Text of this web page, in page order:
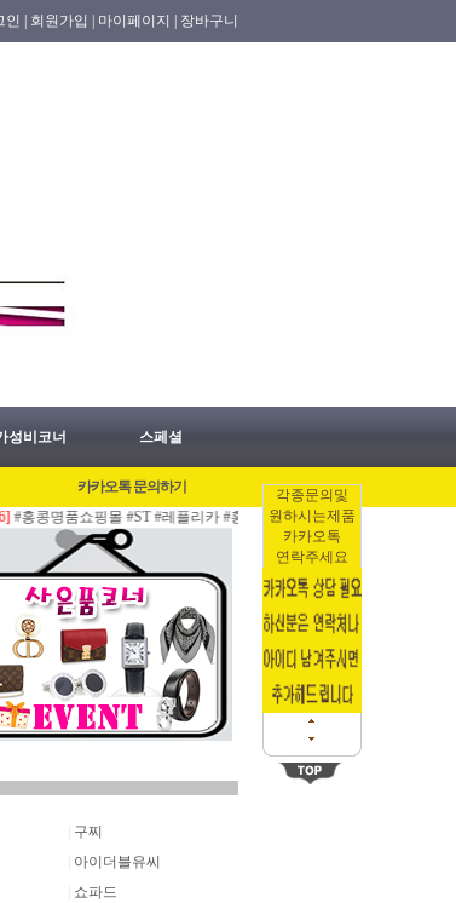
각종문의및
원하시는제품
카카오톡
연락주세요
| 회원가입 | 마이페이지 | 장바구니
성비코너 스페셜
카카오톡 문의하기
품쇼핑몰 #ST #레플리카 #홍콩허수아비 #명품가방 #명품지갑 #명
구찌
아이더블유씨
쇼파드